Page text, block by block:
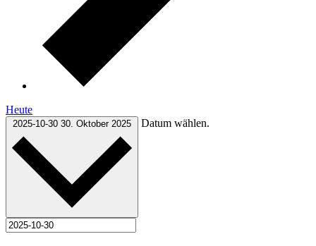
Heute
2025-10-30 30. Oktober 2025 Datum wählen.